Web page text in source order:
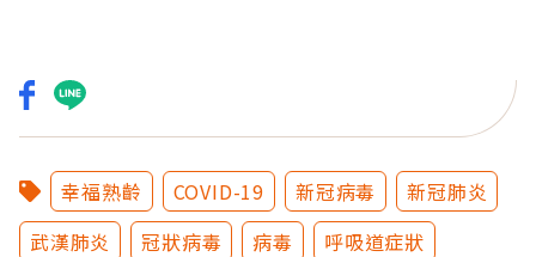
幸福熟齡 COVID-19 新冠病毒
新冠肺炎
武漢肺炎
冠狀病毒 病毒
呼吸道症狀